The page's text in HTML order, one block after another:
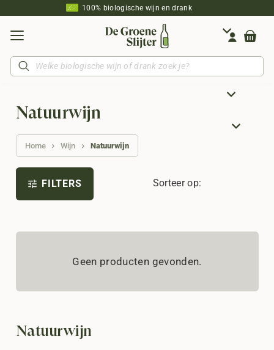
100% biologische wijn en drank
Producten
zoeken
Geen producten gevonden.
Natuurwijn
Natuurwijn
Home Wijn Natuurwijn
tune FILTERS Sorteer op: